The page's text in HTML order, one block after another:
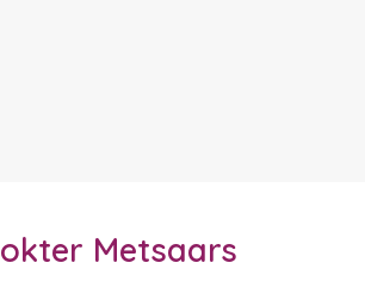
Metsaars